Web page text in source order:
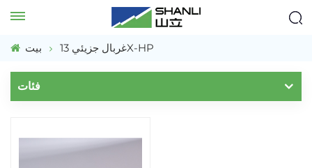
بيت غربال جزيئي 13X-HP
فئات